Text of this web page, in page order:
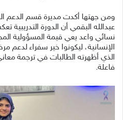
ومن جهتها أكدت مديرة قسم الدعم
عبدالله البقمي أن الدورة التدريبية
نسائي واعد يعي قيمة المسؤولية
الإنسانية، ليكونوا خير سفراء
الذي أظهرته الطالبات في ترجمة
فاعلة.